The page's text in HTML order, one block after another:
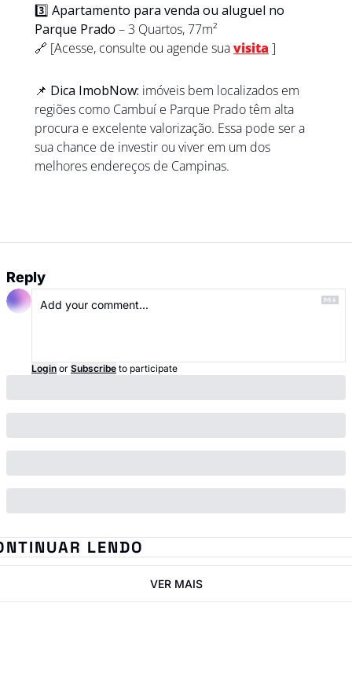
3️⃣ Apartamento para venda ou aluguel no
Parque Prado – 3 Quartos, 77m²
🔗 [Acesse, consulte ou agende sua visita ]
📌 Dica ImobNow: imóveis bem localizados em
regiões como Cambuí e Parque Prado têm alta
procura e excelente valorização. Essa pode ser a
sua chance de investir ou viver em um dos
melhores endereços de Campinas.
Reply
Login or Subscribe to participate
LENDO
VER MAIS